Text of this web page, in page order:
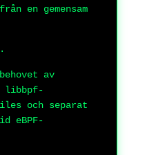
en gemensam
av
libbpf-
och separat
eBPF-